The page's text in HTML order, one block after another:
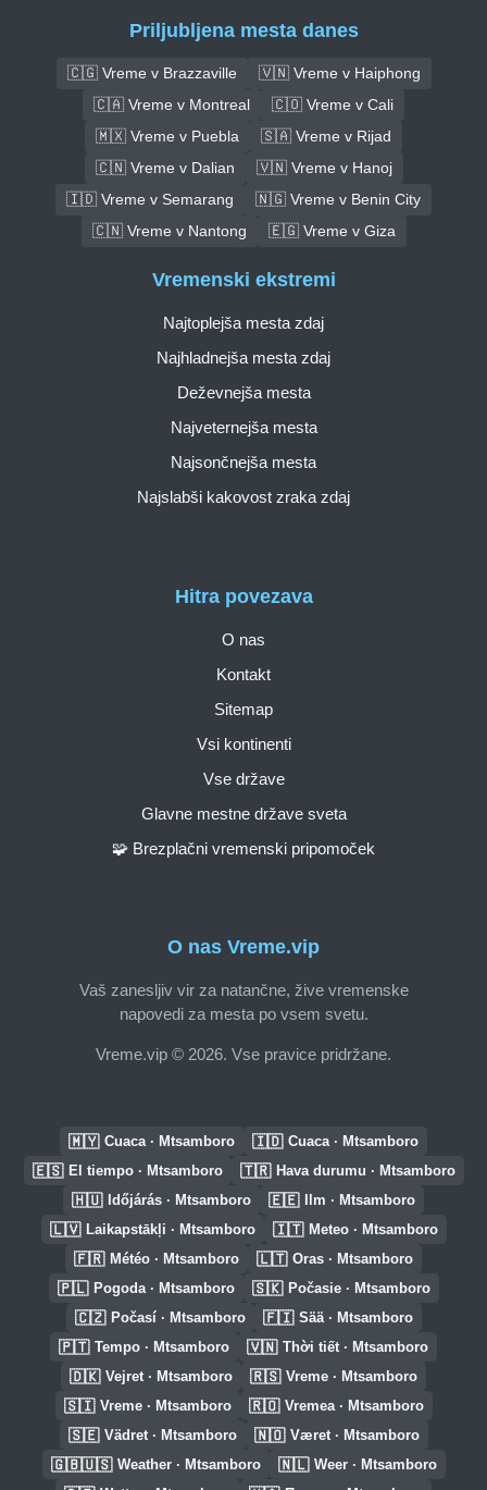
Priljubljena mesta danes
🇨🇬 Vreme v Brazzaville
🇻🇳 Vreme v Haiphong
🇨🇦 Vreme v Montreal
🇨🇴 Vreme v Cali
🇲🇽 Vreme v Puebla
🇸🇦 Vreme v Rijad
🇨🇳 Vreme v Dalian
🇻🇳 Vreme v Hanoj
🇮🇩 Vreme v Semarang
🇳🇬 Vreme v Benin City
🇨🇳 Vreme v Nantong
🇪🇬 Vreme v Giza
O nas Vreme.vip
Vaš zanesljiv vir za natančne, žive vremenske
napovedi za mesta po vsem svetu.
Vreme.vip © 2026. Vse pravice pridržane.
Hitra povezava
O nas
Kontakt
Sitemap
Vsi kontinenti
Vse države
Glavne mestne države sveta
🧩 Brezplačni vremenski pripomoček
Vremenski ekstremi
Najtoplejša mesta zdaj
Najhladnejša mesta zdaj
Deževnejša mesta
Najveternejša mesta
Najsončnejša mesta
Najslabši kakovost zraka zdaj
🇲🇾 Cuaca · Mtsamboro 🇮🇩 Cuaca · Mtsamboro
🇪🇸 El tiempo · Mtsamboro 🇹🇷 Hava durumu · Mtsamboro
🇭🇺 Időjárás · Mtsamboro 🇪🇪 Ilm · Mtsamboro
🇱🇻 Laikapstākļi · Mtsamboro 🇮🇹 Meteo · Mtsamboro
🇫🇷 Météo · Mtsamboro 🇱🇹 Oras · Mtsamboro
🇵🇱 Pogoda · Mtsamboro 🇸🇰 Počasie · Mtsamboro
🇨🇿 Počasí · Mtsamboro 🇫🇮 Sää · Mtsamboro
🇵🇹 Tempo · Mtsamboro 🇻🇳 Thời tiết · Mtsamboro
🇩🇰 Vejret · Mtsamboro 🇷🇸 Vreme · Mtsamboro
🇸🇮 Vreme · Mtsamboro 🇷🇴 Vremea · Mtsamboro
🇸🇪 Vädret · Mtsamboro 🇳🇴 Været · Mtsamboro
🇬🇧🇺🇸 Weather · Mtsamboro 🇳🇱 Weer · Mtsamboro